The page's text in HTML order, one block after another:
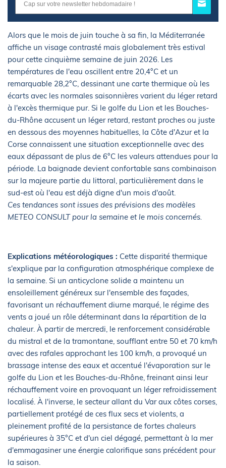
Alors que le mois de juin touche à sa fin, la Méditerranée
affiche un visage contrasté mais globalement très estival
pour cette cinquième semaine de juin 2026. Les
températures de l'eau oscillent entre 20,4°C et un
remarquable 28,2°C, dessinant une carte thermique où les
écarts avec les normales saisonnières varient du léger retard
à l'excès thermique pur. Si le golfe du Lion et les Bouches-
du-Rhône accusent un léger retard, restant proches ou juste
en dessous des moyennes habituelles, la Côte d'Azur et la
Corse connaissent une situation exceptionnelle avec des
eaux dépassant de plus de 6°C les valeurs attendues pour la
période. La baignade devient confortable sans combinaison
sur la majeure partie du littoral, particulièrement dans le
sud-est où l'eau est déjà digne d'un mois d'août.
Ces tendances sont issues des prévisions des modèles
METEO CONSULT pour la semaine et le mois concernés.
Explications météorologiques : Cette disparité thermique
s'explique par la configuration atmosphérique complexe de
la semaine. Si un anticyclone solide a maintenu un
ensoleillement généreux sur l'ensemble des façades,
favorisant un réchauffement diurne marqué, le régime des
vents a joué un rôle déterminant dans la répartition de la
chaleur. À partir de mercredi, le renforcement considérable
du mistral et de la tramontane, soufflant entre 50 et 70 km/h
avec des rafales approchant les 100 km/h, a provoqué un
brassage intense des eaux et accentué l'évaporation sur le
golfe du Lion et les Bouches-du-Rhône, freinant ainsi leur
réchauffement voire en provoquant un léger refroidissement
localisé. À l'inverse, le secteur allant du Var aux côtes corses,
partiellement protégé de ces flux secs et violents, a
pleinement profité de la persistance de fortes chaleurs
supérieures à 35°C et d'un ciel dégagé, permettant à la mer
d'emmagasiner une énergie calorifique sans précédent pour
la saison.